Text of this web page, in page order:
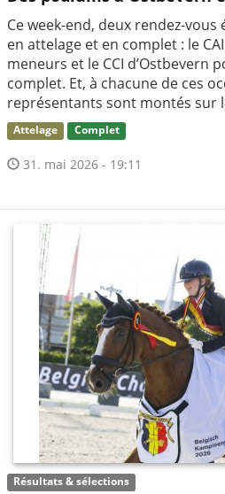
Ce week-end, deux rendez-
en attelage et en complet : le
meneurs et le CCI d’Ostbevern
complet. Et, à chacune de ces
représentants sont montés sur
Attelage Complet
31. mai 2026 - 19:11
Résultats & sélections